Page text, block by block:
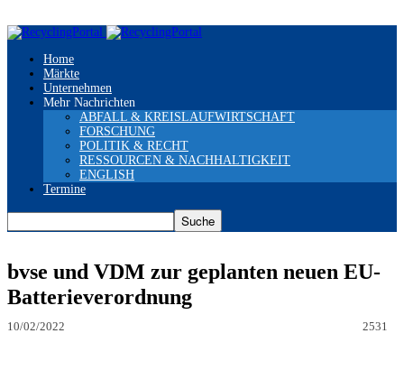
Home
Märkte
Unternehmen
Mehr Nachrichten
ABFALL & KREISLAUFWIRTSCHAFT
FORSCHUNG
POLITIK & RECHT
RESSOURCEN & NACHHALTIGKEIT
ENGLISH
Termine
bvse und VDM zur geplanten neuen EU-
Batterieverordnung
10/02/2022 2531